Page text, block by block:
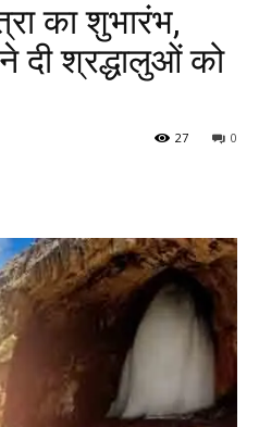
का शुभारंभ,
श्रद्धालुओं को
0
27